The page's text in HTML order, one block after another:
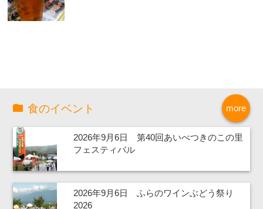
more
食のイベント
2026年9月6日 第40回あいべつきのこの里
フェスティバル
2026年9月6日 ふらのワインぶどう祭り
2026